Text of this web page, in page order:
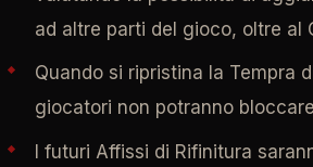
ad altre parti del gioco, oltre al
Quando si ripristina la Tempra
giocatori non potranno
I futuri Affissi di Rifinitura